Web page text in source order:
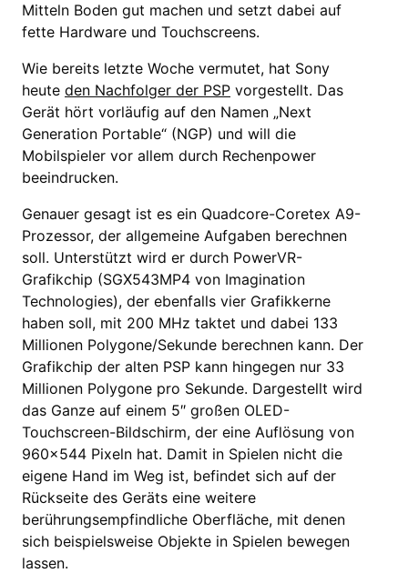
Mitteln Boden gut machen und setzt dabei auf
fette Hardware und Touchscreens.
Wie bereits letzte Woche vermutet, hat Sony
heute den Nachfolger der PSP vorgestellt. Das
Gerät hört vorläufig auf den Namen „Next
Generation Portable“ (NGP) und will die
Mobilspieler vor allem durch Rechenpower
beeindrucken.
Genauer gesagt ist es ein Quadcore-Coretex A9-
Prozessor, der allgemeine Aufgaben berechnen
soll. Unterstützt wird er durch PowerVR-
Grafikchip (SGX543MP4 von Imagination
Technologies), der ebenfalls vier Grafikkerne
haben soll, mit 200 MHz taktet und dabei 133
Millionen Polygone/Sekunde berechnen kann. Der
Grafikchip der alten PSP kann hingegen nur 33
Millionen Polygone pro Sekunde. Dargestellt wird
das Ganze auf einem 5″ großen OLED-
Touchscreen-Bildschirm, der eine Auflösung von
960×544 Pixeln hat. Damit in Spielen nicht die
eigene Hand im Weg ist, befindet sich auf der
Rückseite des Geräts eine weitere
berührungsempfindliche Oberfläche, mit denen
sich beispielsweise Objekte in Spielen bewegen
lassen.